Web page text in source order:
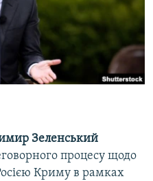
Зеленський
процесу щодо
Криму в рамках